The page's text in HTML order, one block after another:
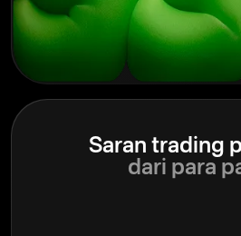
Saran trading
dari para